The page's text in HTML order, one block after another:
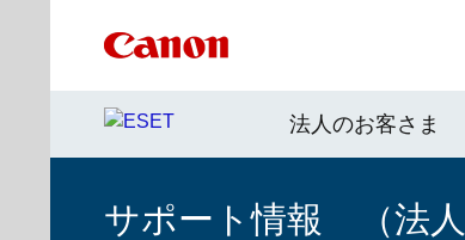
法人のお客さま
サポート情報 （法人